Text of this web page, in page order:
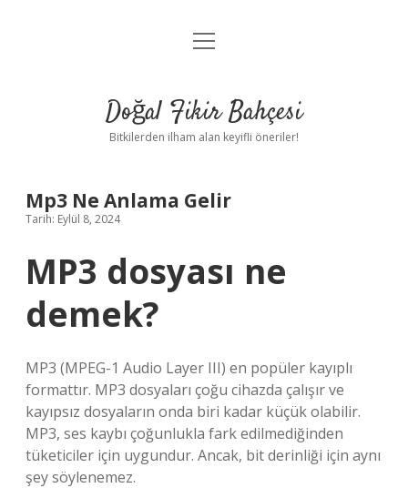
Anasayfa
Yasal Uyarı
menüyü
Doğal Fikir Bahçesi
Bitkilerden ilham alan keyifli öneriler!
Mp3 Ne Anlama Gelir
Tarih: Eylül 8, 2024
MP3 dosyası ne
demek?
MP3 (MPEG-1 Audio Layer III) en popüler kayıplı
formattır. MP3 dosyaları çoğu cihazda çalışır ve
kayıpsız dosyaların onda biri kadar küçük olabilir.
MP3, ses kaybı çoğunlukla fark edilmediğinden
tüketiciler için uygundur. Ancak, bit derinliği için aynı
şey söylenemez.